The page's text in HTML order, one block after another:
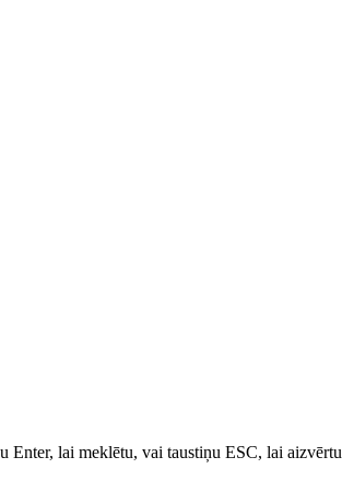
Enter, lai meklētu, vai taustiņu ESC, lai aizvērtu